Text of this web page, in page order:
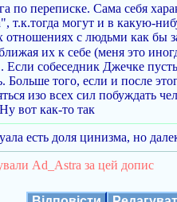
по переписке. Сама себя
т.к.тогда могут и в какую-
отношениях с людьми как бы
их к себе (меня это
Если собеседник Джечке
Больше того, если и после
изо всех сил побуждать
вот как-то так
есть доля цинизма, но
Ad_Astra за цей допис